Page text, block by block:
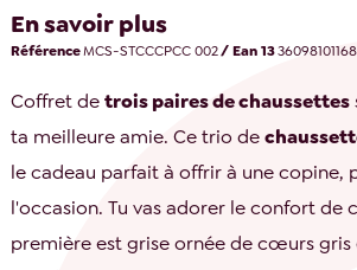
En savoir plus
RéférenceMCS-STCCCPCC 002/ Ean 13
Coffret detrois paires de chaussettes
ta meilleure amie. Ce trio de
le cadeau parfait à offrir à une copine,
l'occasion. Tu vas adorer le confort de
première est grise ornée de cœurs